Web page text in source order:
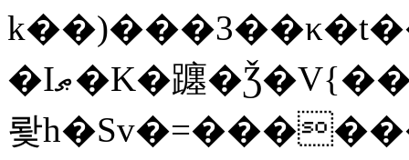
�Iޠ�K�躔�Ǯ�V{���r�ϱDv�qbB�����ر
뢏